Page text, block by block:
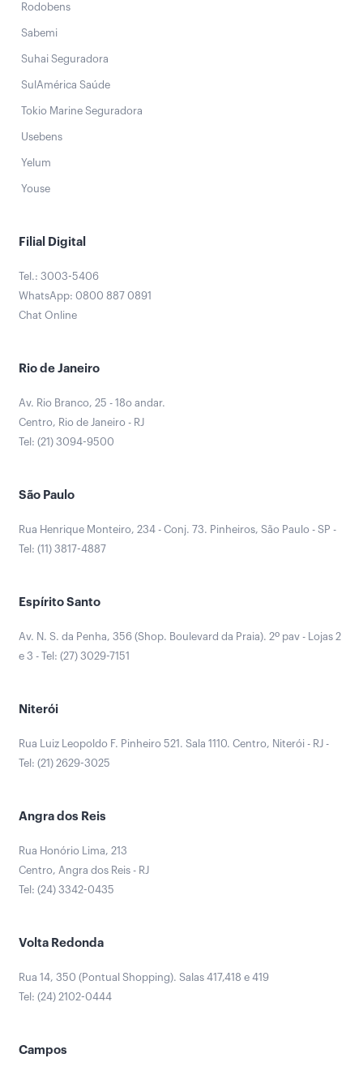
Rodobens
Sabemi
Suhai Seguradora
SulAmérica Saúde
Tokio Marine Seguradora
Usebens
Yelum
Youse
Filial Digital
Tel.: 3003-5406
WhatsApp: 0800 887 0891
Chat Online
Rio de Janeiro
Av. Rio Branco, 25 - 18o andar.
Centro, Rio de Janeiro - RJ
Tel: (21) 3094-9500
São Paulo
Rua Henrique Monteiro, 234 - Conj. 73. Pinheiros, São Paulo - SP -
Tel: (11) 3817-4887
Espírito Santo
Av. N. S. da Penha, 356 (Shop. Boulevard da Praia). 2º pav - Lojas 2
e 3 - Tel: (27) 3029-7151
Niterói
Rua Luiz Leopoldo F. Pinheiro 521. Sala 1110. Centro, Niterói - RJ -
Tel: (21) 2629-3025
Angra dos Reis
Rua Honório Lima, 213
Centro, Angra dos Reis - RJ
Tel: (24) 3342-0435
Volta Redonda
Rua 14, 350 (Pontual Shopping). Salas 417,418 e 419
Tel: (24) 2102-0444
Campos